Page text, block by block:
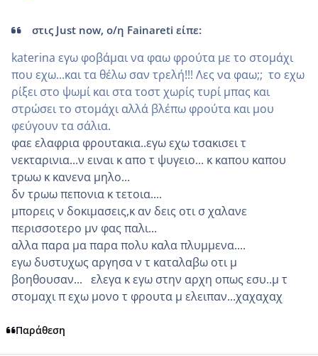
στις Just now, ο/η Fainareti είπε:
katerina εγω φοβάμαι να φαω φρούτα με το στομάχι
που εχω...και τα θέλω σαν τρελή!!! Λες να φαω;; το εχω
ρίξει στο ψωμί και στα τοστ χωρίς τυρί μπας και
στρώσει το στομάχι αλλά βλέπω φρούτα και μου
φεύγουν τα σάλια.
φαε ελαφρια φρουτακια..εγω εχω τσακισει τ
νεκταρινια...ν ειναι κ απο τ ψυγειο... κ καπου καπου
τρωω κ κανενα μηλο...
δν τρωω πεπονια κ τετοια....
μπορεις ν δοκιμασεις,κ αν δεις οτι σ χαλανε
περισσοτερο μν φας παλι...
αλλα παρα μα παρα πολυ καλα πλυμμενα....
εγω δυστυχως αργησα ν τ καταλαβω οτι μ
βοηθουσαν... ελεγα κ εγω στην αρχη οπως εσυ..μ τ
στομαχι π εχω μονο τ φρουτα μ ελειπαν...χαχαχαχ
Παράθεση